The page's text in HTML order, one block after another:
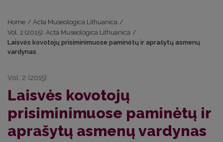
Home / Acta Museologica Lithuanica /
Vol. 2 (2015): Acta Museologica Lithuanica /
Laisvės kovotojų prisiminimuose paminėtų ir aprašytų asmenų
vardynas
Vol. 2 (2015)
Laisvės kovotojų
prisiminimuose paminėtų ir
aprašytų asmenų vardynas